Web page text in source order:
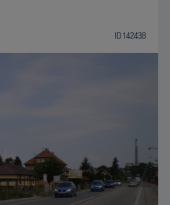
ID 142438